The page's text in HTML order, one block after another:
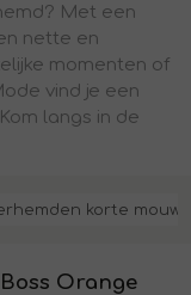
Met een
nette en
momenten of
vind je een
langs in de
korte mouw
Orange